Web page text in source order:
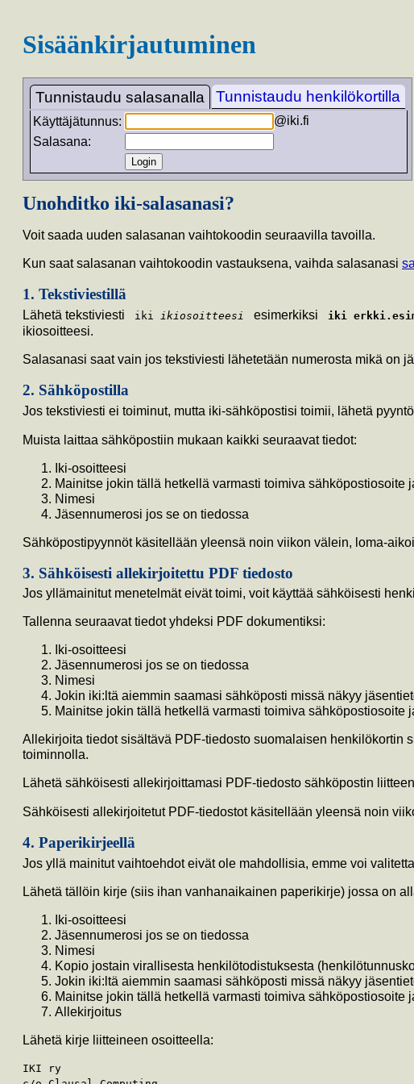
Sisäänkirjautuminen
Tunnistaudu salasanalla Tunnistaudu henkilökortilla
Käyttäjätunnus:
@iki.fi
Salasana:
Unohditko iki-salasanasi?
Voit saada uuden salasanan vaihtokoodin seuraavilla tavoilla.
Kun saat salasanan vaihtokoodin vastauksena, vaihda salasanasi
1. Tekstiviestillä
Lähetä tekstiviesti iki ikiosoitteesi esimerkiksi iki
ikiosoitteesi.
Salasanasi saat vain jos tekstiviesti lähetetään numerosta mikä on
2. Sähköpostilla
Jos tekstiviesti ei toiminut, mutta iki-sähköpostisi toimii, lähetä
Muista laittaa sähköpostiin mukaan kaikki seuraavat tiedot:
Iki-osoitteesi
Mainitse jokin tällä hetkellä varmasti toimiva sähköpostiosoite
Nimesi
Jäsennumerosi jos se on tiedossa
Sähköpostipyynnöt käsitellään yleensä noin viikon välein, loma-
3. Sähköisesti allekirjoitettu PDF tiedosto
Jos yllämainitut menetelmät eivät toimi, voit käyttää sähköisesti
Tallenna seuraavat tiedot yhdeksi PDF dokumentiksi:
Iki-osoitteesi
Jäsennumerosi jos se on tiedossa
Nimesi
Jokin iki:ltä aiemmin saamasi sähköposti missä näkyy
Mainitse jokin tällä hetkellä varmasti toimiva sähköpostiosoite
Allekirjoita tiedot sisältävä PDF-tiedosto suomalaisen
toiminnolla.
Lähetä sähköisesti allekirjoittamasi PDF-tiedosto sähköpostin
Sähköisesti allekirjoitetut PDF-tiedostot käsitellään yleensä noin
4. Paperikirjeellä
Jos yllä mainitut vaihtoehdot eivät ole mahdollisia, emme voi
Lähetä tällöin kirje (siis ihan vanhanaikainen paperikirje) jossa on
Iki-osoitteesi
Jäsennumerosi jos se on tiedossa
Nimesi
Kopio jostain virallisesta henkilötodistuksesta
Jokin iki:ltä aiemmin saamasi sähköposti missä näkyy
Mainitse jokin tällä hetkellä varmasti toimiva sähköpostiosoite
Allekirjoitus
Lähetä kirje liitteineen osoitteella:
IKI ry